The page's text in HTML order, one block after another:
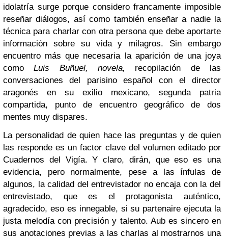
idolatría surge porque considero francamente imposible
reseñar diálogos, así como también enseñar a nadie la
técnica para charlar con otra persona que debe aportarte
información sobre su vida y milagros. Sin embargo
encuentro más que necesaria la aparición de una joya
comoLuis Buñuel, novela, recopilación de las
conversaciones del parisino español con el director
aragonés en su exilio mexicano, segunda patria
compartida, punto de encuentro geográfico de dos
mentes muy dispares.
La personalidad de quien hace las preguntas y de quien
las responde es un factor clave del volumen editado por
Cuadernos del Vigía. Y claro, dirán, que eso es una
evidencia, pero normalmente, pese a las ínfulas de
algunos, la calidad del entrevistador no encaja con la del
entrevistado, que es el protagonista auténtico,
agradecido, eso es innegable, si su partenaire ejecuta la
justa melodía con precisión y talento. Aub es sincero en
sus anotaciones previas a las charlas al mostrarnos una